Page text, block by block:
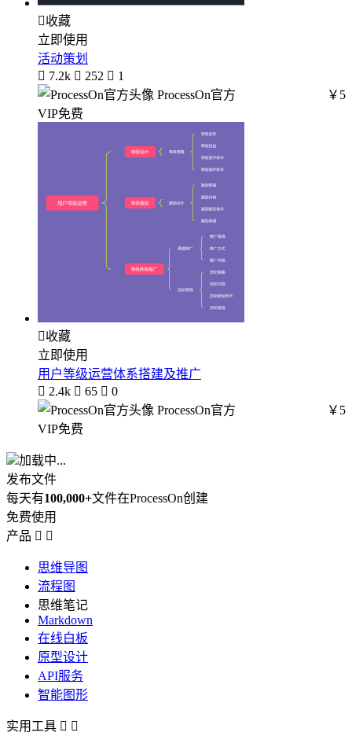
收藏
立即使用
活动策划
 7.2k  252  1
ProcessOn官方
￥5
VIP免费
收藏
立即使用
用户等级运营体系搭建及推广
 2.4k  65  0
ProcessOn官方
￥5
VIP免费
加载中...
发布文件
每天有100,000+文件在ProcessOn创建
免费使用
产品  
思维导图
流程图
思维笔记
Markdown
在线白板
原型设计
API服务
智能图形
实用工具  